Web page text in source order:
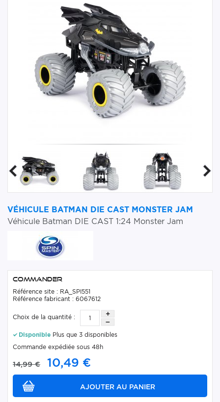
VÉHICULE BATMAN DIE CAST MONSTER JAM
Véhicule Batman DIE CAST 1:24 Monster Jam
Commander
Référence site : RA_SPI551
Référence fabricant : 6067612
Choix de la quantité :
Disponible Plus que 3 disponibles
Commande expédiée sous 48h
14,99 € 10,49 €